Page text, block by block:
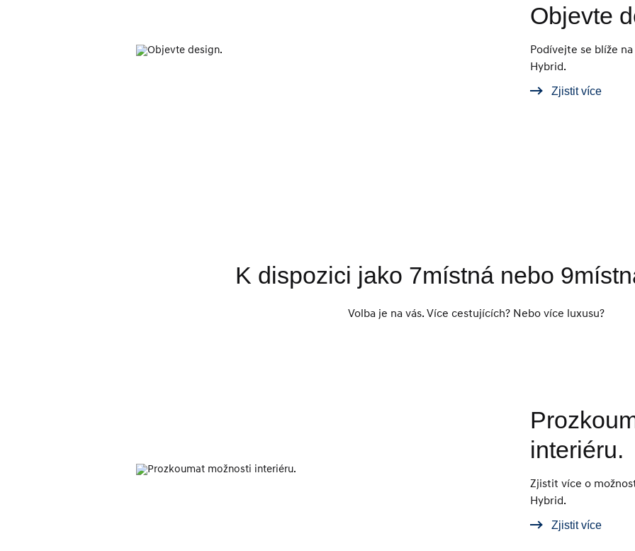
Objevte
Podívejte se blíže
Hybrid.
Zjistit více
K dispozici jako 7místná nebo
Volba je na vás. Více cestujících? Nebo více luxusu?
interiéru.
Zjistit více o
Hybrid.
Zjistit více